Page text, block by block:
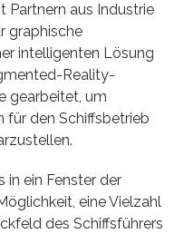
Partnern aus Industrie
graphische
intelligenten Lösung
Reality-
gearbeitet, um
für den Schiffsbetrieb
in ein Fenster der
eine Vielzahl
des Schiffsführers